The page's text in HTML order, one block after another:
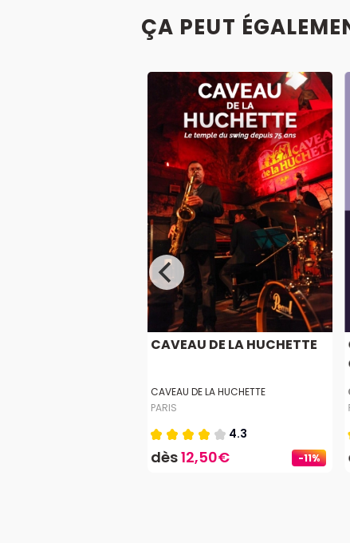
ÇA PEUT
-11%
CAVEAU DE LA HUCHETTE
CAVEAU DE LA HUCHETTE
PARIS
4.3
dès12,50€